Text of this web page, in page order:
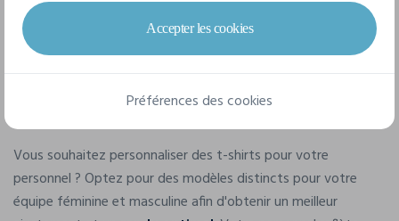
féminins pour professionnels et
particuliers
T-shirts féminins d’entreprise
Vous souhaitez personnaliser des t-shirts pour votre
personnel ? Optez pour des modèles distincts pour votre
équipe féminine et masculine afin d'obtenir un meilleur
Accepter les cookies
Préférences des cookies